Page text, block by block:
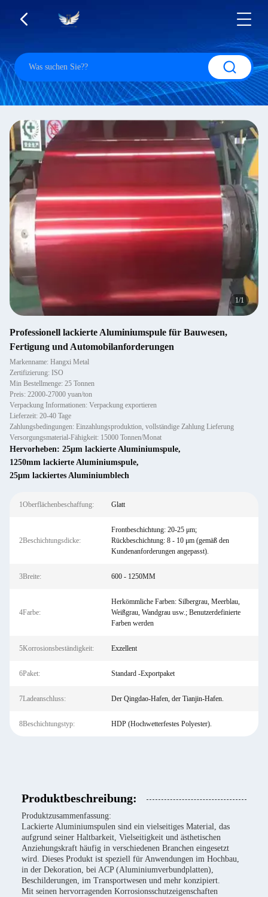
1/1
Professionell lackierte Aluminiumspule für Bauwesen,
Fertigung und Automobilanforderungen
Markenname: Hangxi Metal
Zertifizierung: ISO
Min Bestellmenge: 25 Tonnen
Preis: 22000-27000 yuan/ton
Verpackung Informationen: Verpackung exportieren
Lieferzeit: 20-40 Tage
Zahlungsbedingungen: Einzahlungsproduktion, vollständige Zahlung Lieferung
Versorgungsmaterial-Fähigkeit: 15000 Tonnen/Monat
Hervorheben: 25μm lackierte Aluminiumspule,
1250mm lackierte Aluminiumspule,
25μm lackiertes Aluminiumblech
1Oberflächenbeschaffung: Glatt
2Beschichtungsdicke:
Frontbeschichtung: 20-25 μm;
Rückbeschichtung: 8 - 10 μm (gemäß den
Kundenanforderungen angepasst).
3Breite: 600 - 1250MM
4Farbe:
Herkömmliche Farben: Silbergrau, Meerblau,
Weißgrau, Wandgrau usw.; Benutzerdefinierte
Farben werden
5Korrosionsbeständigkeit: Exzellent
6Paket: Standard -Exportpaket
7Ladeanschluss: Der Qingdao-Hafen, der Tianjin-Hafen.
8Beschichtungstyp: HDP (Hochwetterfestes Polyester).
Produktbeschreibung:
Produktzusammenfassung:
Lackierte Aluminiumspulen sind ein vielseitiges Material, das
aufgrund seiner Haltbarkeit, Vielseitigkeit und ästhetischen
Anziehungskraft häufig in verschiedenen Branchen eingesetzt
wird. Dieses Produkt ist speziell für Anwendungen im Hochbau,
in der Dekoration, bei ACP (Aluminiumverbundplatten),
Beschilderungen, im Transportwesen und mehr konzipiert.
Mit seinen hervorragenden Korrosionsschutzeigenschaften